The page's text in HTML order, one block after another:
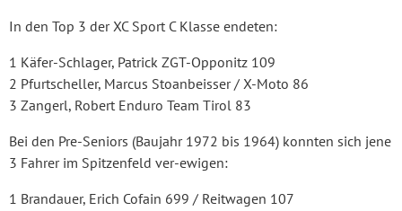
In den Top 3 der XC Sport C Klasse endeten:
1 Käfer-Schlager, Patrick ZGT-Opponitz 109
2 Pfurtscheller, Marcus Stoanbeisser / X-Moto 86
3 Zangerl, Robert Enduro Team Tirol 83
Bei den Pre-Seniors (Baujahr 1972 bis 1964) konnten sich jene
3 Fahrer im Spitzenfeld ver-ewigen:
1 Brandauer, Erich Cofain 699 / Reitwagen 107